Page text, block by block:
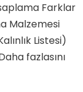
Farklar
Malzemesi
Listesi)
fazlasını